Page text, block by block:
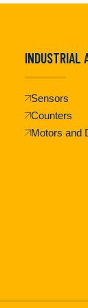
INDUSTRIAL
Sensors
Counters
Motors and